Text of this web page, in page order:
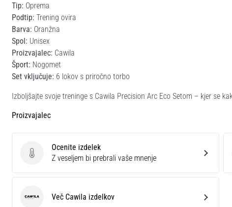
Tip: Oprema
Podtip: Trening ovira
Barva: Oranžna
Spol: Unisex
Proizvajalec: Cawila
Šport: Nogomet
Set vključuje: 6 lokov s priročno torbo
Izboljšajte svoje treninge s Cawila Precision Arc Eco Setom – kjer se
Proizvajalec
Ocenite izdelek
Ocenite izdelek
Z veseljem bi prebrali vaše mnenje
Cawila Več Cawila izdelkov